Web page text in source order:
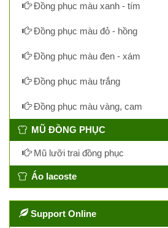
Đồng phục màu xanh - tím
Đồng phục màu đỏ - hồng
Đồng phục màu đen - xám
Đồng phục màu trắng
Đồng phục màu vàng, cam
MŨ ĐỒNG PHỤC
Mũ lưỡi trai đồng phục
Áo lacoste
Support Online